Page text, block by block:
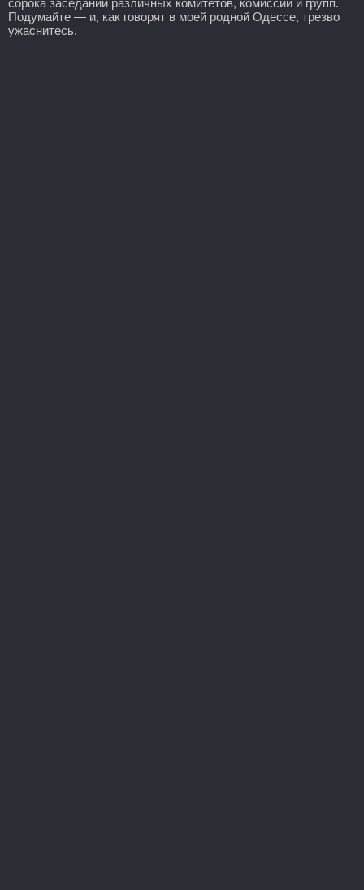
Подумайте — и, как говорят в моей родной Одессе, трезво
ужаснитесь.